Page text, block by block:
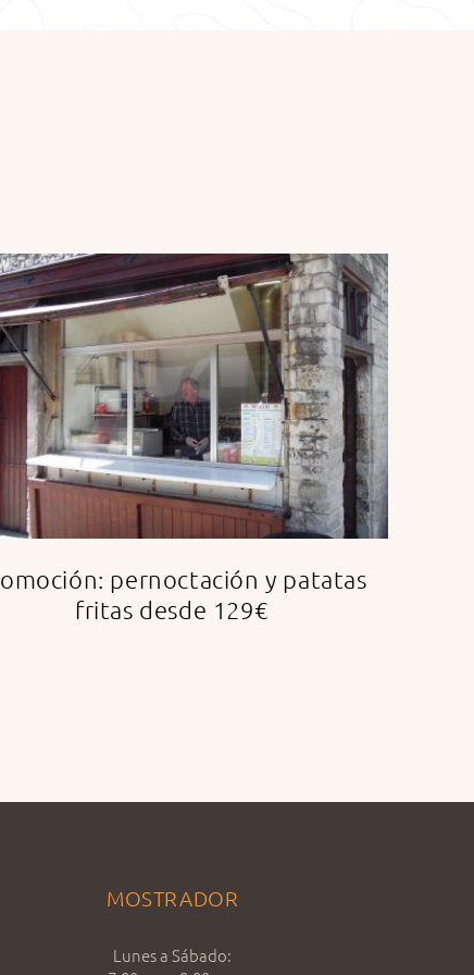
pernoctación y patatas
fritas desde 129€
MOSTRADOR
Lunes a Sábado: